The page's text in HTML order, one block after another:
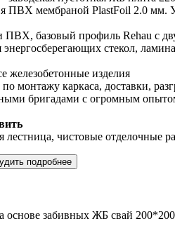
ПВХ мембраной PlastFoil 2.0 мм.
базовый профиль Rehau с
энергосберегающих стекол,
железобетонные изделия
монтажу каркаса, доставки,
бригадами с огромным
лестница, чистовые
подробнее
основе забивных ЖБ свай